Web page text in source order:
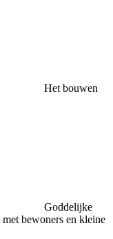
Het bouwen
Goddelijke
bewoners en kleine